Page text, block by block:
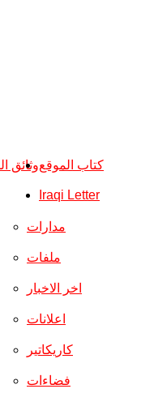
وثائق
مدارات
ملفات
اخر الاخبار
اعلانات
كاريكاتير
فضاءات
كتاب الموقع
Iraqi Letter